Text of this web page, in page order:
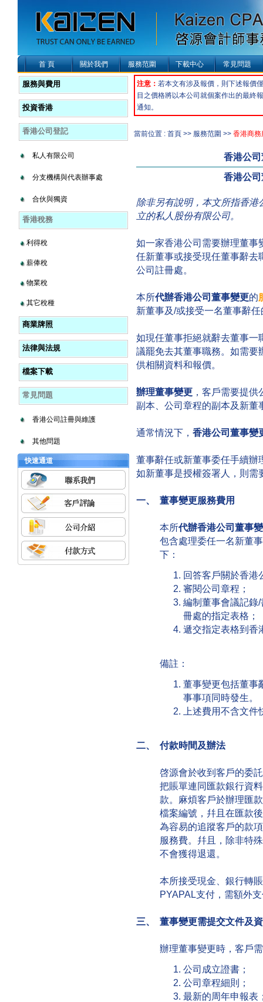
首 頁 關於我們 服務范圍 下載中心 常見問題
服務與費用
投資香港
香港公司登記
私人有限公司
分支機構與代表辦事處
合伙與獨資
香港稅務
利得稅
薪俸稅
物業稅
其它稅種
商業牌照
法律與法規
檔案下載
常見問題
香港公司註冊與維護
其他問題
快速通道
注意： 若本文有涉及報價，則下述報價
目之價格將以本公司就個案作出的最終
通知。
當前位置 : 首頁 >> 服務范圍 >> 香港商務
香港公
香港公
除非另有說明，本文所指香
立的私人股份有限公司。
如一家香港公司需要辦理董事
任新董事或接受現任董事辭去
公司註冊處。
本所代辦香港公司董事變更的
新董事及/或接受一名董事辭
如現任董事拒絕就辭去董事一
議罷免去其董事職務。如需要
供相關資料和報價。
辦理董事變更 ，客戶需要提
副本、公司章程的副本及新董
通常情況下， 香港公司董事變
董事辭任或新董事委任手續辦
如新董事是授權簽署人，則需
一、 董事變更服務費用
本所代辦香港公司董事
包含處理委任一名新董
下：
回答客戶關於香港
審閱公司章程；
編制董事會議記錄
冊處的指定表格；
遞交指定表格到香
備註：
董事變更包括董事
事事項同時發生。
上述費用不含文件
二、 付款時間及辦法
啓源會於收到客戶的委
把賬單連同匯款銀行資
款。麻煩客戶於辦理匯
檔案編號，幷且在匯款
為容易的追蹤客戶的款
服務費。幷且，除非特
不會獲得退還。
本所接受現金、銀行轉
PYAPAL支付，需額外
三、 董事變更需提交文件及
辦理董事變更時，客戶
公司成立證書；
公司章程細則；
最新的周年申報表